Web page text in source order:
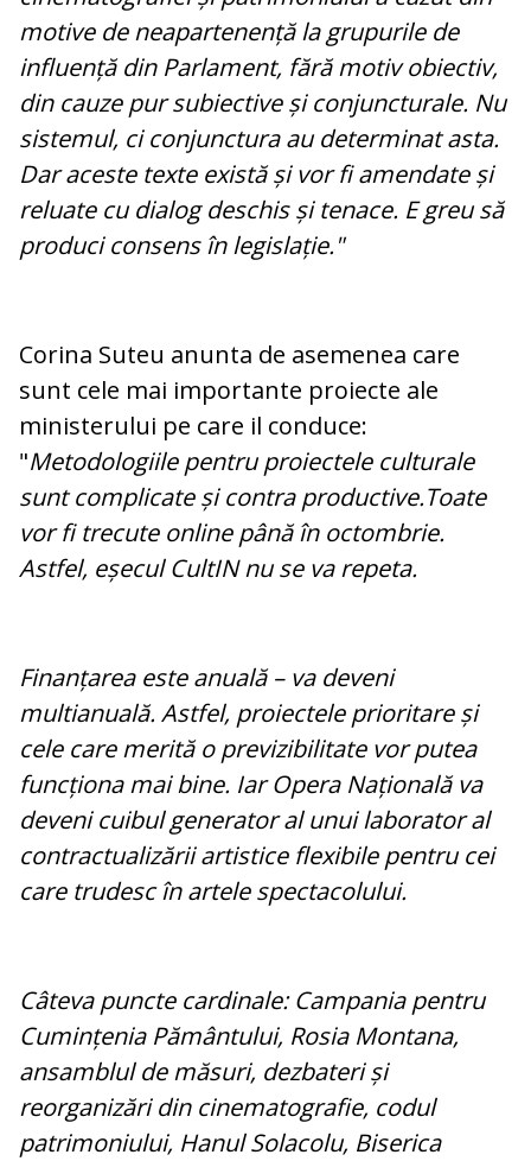
motive de neapartenență la grupurile de
influență din Parlament, fără motiv obiectiv,
din cauze pur subiective și conjuncturale. Nu
sistemul, ci conjunctura au determinat asta.
Dar aceste texte există și vor fi amendate și
reluate cu dialog deschis și tenace. E greu să
produci consens în legislație."
Corina Suteu anunta de asemenea care
sunt cele mai importante proiecte ale
ministerului pe care il conduce:
"Metodologiile pentru proiectele culturale
sunt complicate și contra productive.Toate
vor fi trecute online până în octombrie.
Astfel, eșecul CultIN nu se va repeta.
Finanțarea este anuală – va deveni
multianuală. Astfel, proiectele prioritare și
cele care merită o previzibilitate vor putea
funcționa mai bine. Iar Opera Națională va
deveni cuibul generator al unui laborator al
contractualizării artistice flexibile pentru cei
care trudesc în artele spectacolului.
Câteva puncte cardinale: Campania pentru
Cumințenia Pământului, Rosia Montana,
ansamblul de măsuri, dezbateri și
reorganizări din cinematografie, codul
patrimoniului, Hanul Solacolu, Biserica